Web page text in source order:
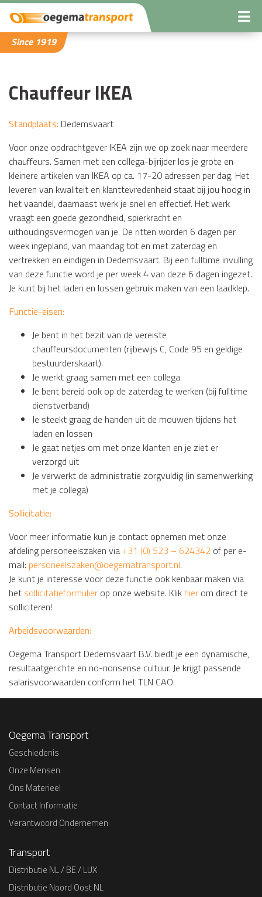
Since 1919
Chauffeur IKEA
Standplaats: Dedemsvaart
Voor onze opdrachtgever IKEA zijn we op zoek naar meerdere
chauffeurs. Samen met een collega-bijrijder los je grote en
kleinere artikelen van IKEA op ca. 17-20 adressen per dag. Het
leveren van kwaliteit en klanttevredenheid staat bij jou hoog in
het vaandel, daarnaast werk je snel en effectief. Het werk
vraagt een goede gezondheid, spierkracht en
uithoudingsvermogen van je. De ritten worden 6 dagen per
week ingepland, van maandag tot en met zaterdag en
vertrekken en eindigen in Dedemsvaart. Bij een fulltime invulling
van deze functie word je per week 4 van deze 6 dagen ingezet.
Je kunt bij het laden en lossen gebruik maken van een laadklep.
Functie-eisen:
Je bent in het bezit van de vereiste
chauffeursdocumenten (rijbewijs C, Code 95 en geldige
bestuurderskaart).
Je werkt graag samen met een collega
Je bent bereid ook op de zaterdag te werken (bij fulltime
dienstverband)
Je steekt graag de handen uit de mouwen tijdens het
laden en lossen
Je gaat netjes om met onze klanten en je ziet er
verzorgd uit
Je verwerkt de administratie zorgvuldig (in samenwerking
met je collega)
Sollicitatie:
Voor meer informatie kun je contact opnemen met onze
afdeling personeelszaken via +31 (0) 523 – 624342 of per e-
mail: personeelszaken@oegematransport.nl.
Je kunt je interesse voor deze functie ook kenbaar maken via
het sollicitatieformulier op onze website. Klik hier om direct te
solliciteren!
Arbeidsvoorwaarden:
Oegema Transport Dedemsvaart B.V. biedt je een dynamische,
resultaatgerichte en no-nonsense cultuur. Je krijgt passende
salarisvoorwaarden conform het TLN CAO.
Oegema Transport
Geschiedenis
Onze Mensen
Ons Materieel
Contact Informatie
Verantwoord Ondernemen
Transport
Distributie NL / BE / LUX
Distributie Noord Oost NL